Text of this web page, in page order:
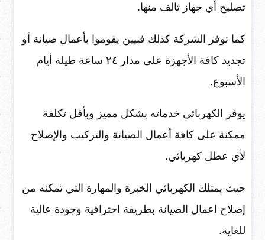
تصليح أي جهاز تالف منها.
كما توفر الشركة كذلك فنيين يقوموا بأعمال صيانة أو
تجديد كافة الأجهزة على مدار ٢٤ ساعة طيلة أيام
الأسبوع.
يوفر الكهربائي خدماته بشكل مميز وبأقل تكلفة
ممكنة على كافة أعمال الصيانة والتركيب والإصلاح
لأي عطل كهربائي.
حيث يمتلك الكهربائي الخبرة والمهارة التي تمكنه من
إصلاح اعمال الصيانة بطريقة احترافية وجودة عالية
للغاية.